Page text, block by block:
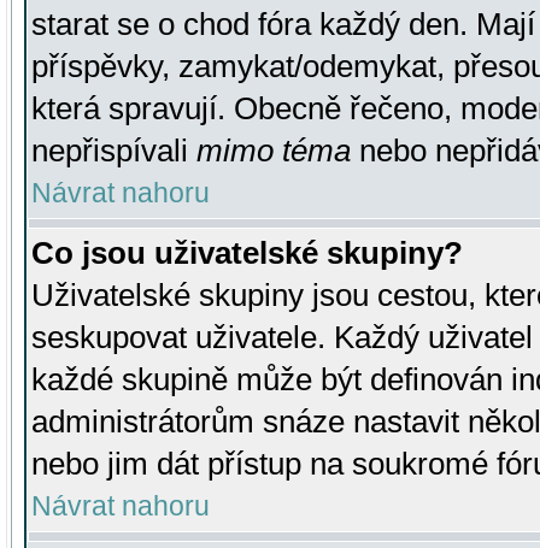
starat se o chod fóra každý den.
příspěvky, zamykat/odemykat,
která spravují. Obecně řečeno,
nepřispívali mimo téma nebo
Návrat nahoru
Co jsou uživatelské skupiny?
Uživatelské skupiny jsou cestou,
seskupovat uživatele. Každý
každé skupině může být definován
administrátorům snáze nastavit
nebo jim dát přístup na soukromé
Návrat nahoru